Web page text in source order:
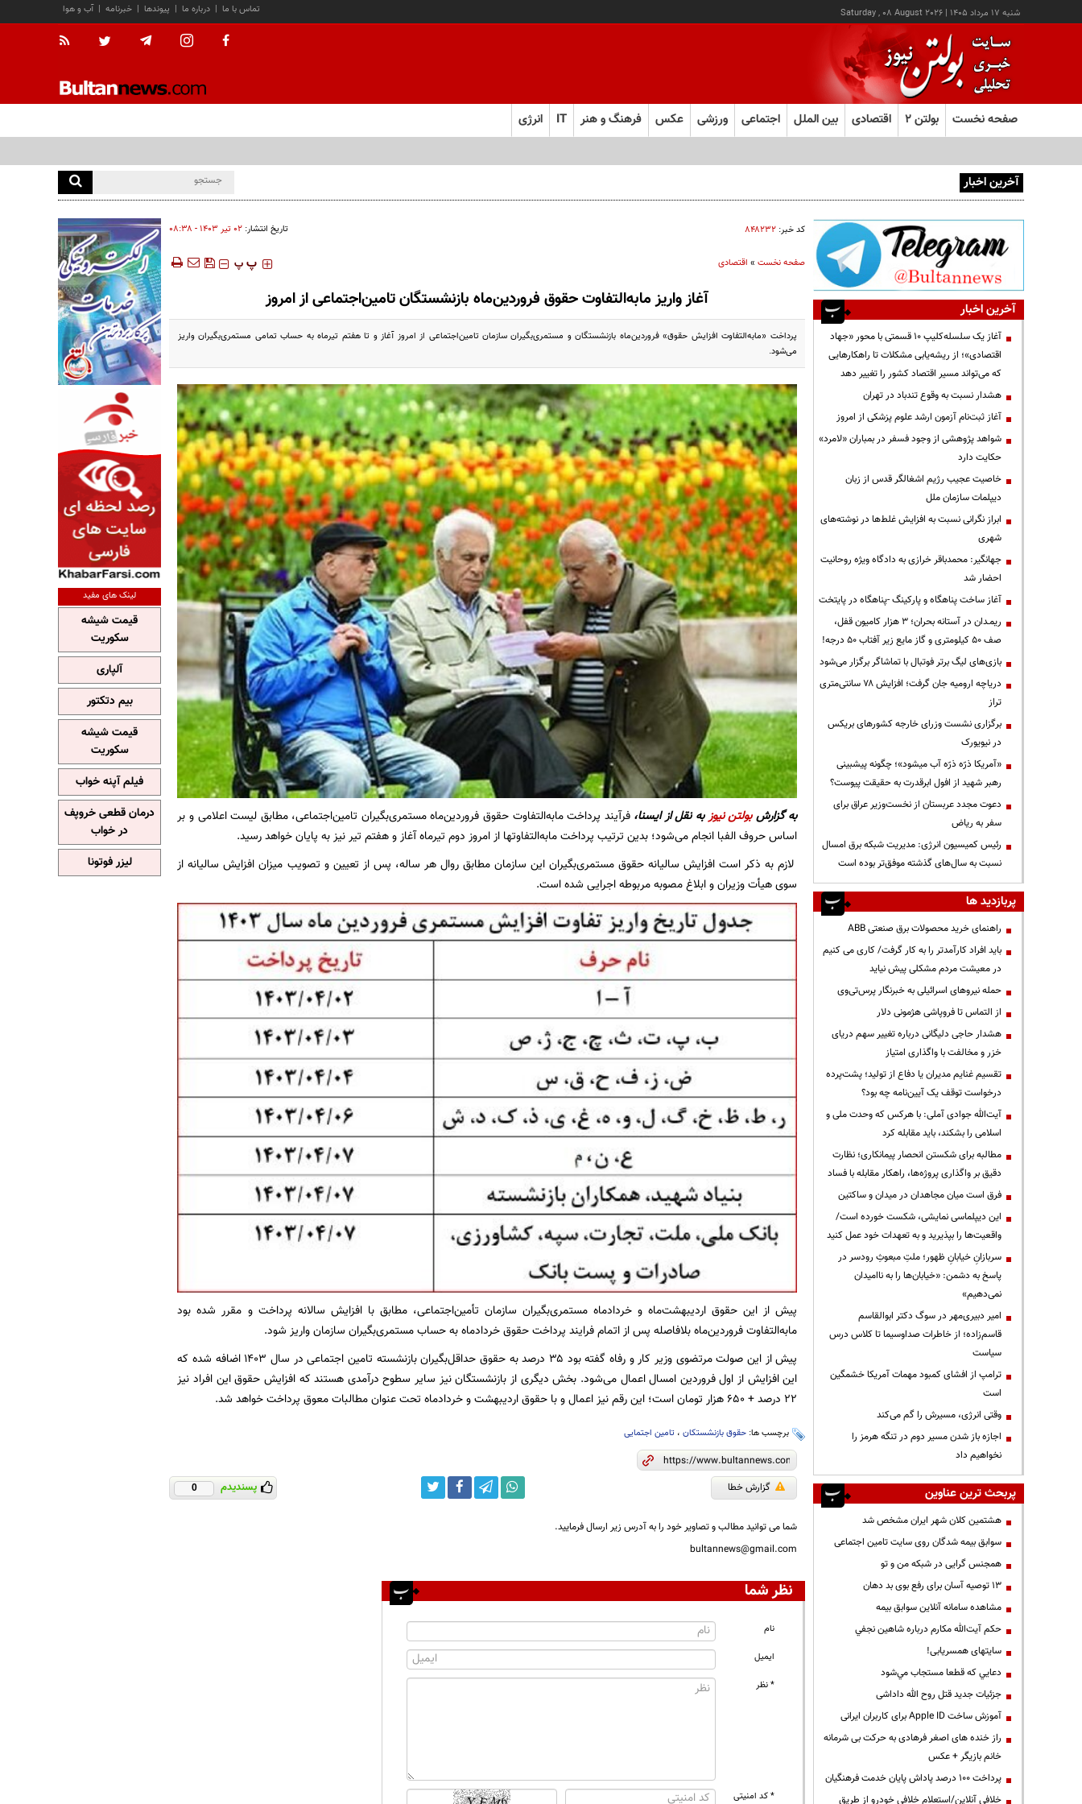
شنبه ۱۷ مرداد ۱۴۰۵ |
Saturday , 08 August 2026 آب و هوا | خبرنامه | پیوندها | درباره ما | تماس با ما
صفحه نخست بولتن ۲ اقتصادی بین الملل اجتماعی ورزشی عکس فرهنگ و هنر IT انرژی
آخرین اخبار
کد خبر: ۸۴۸۲۳۲ تاریخ انتشار: ۰۲ تير ۱۴۰۳ - ۰۸:۳۸
صفحه نخست» اقتصادی ‍‍‍ پ پ
آغاز واریز مابه‌التفاوت حقوق فروردین‌ماه بازنشستگان تامین‌اجتماعی از امروز
پرداخت «مابه‌التفاوت افزایش حقوق» فروردین‌ماه بازنشستگان و مستمری‌بگیران سازمان تامین‌اجتماعی از امروز آغاز و تا هفتم تیرماه به حساب‌ تمامی مستمری‌بگیران واریز
می‌شود.
به گزارشبولتن نیوزبه نقل از ایسنا، فرآیند پرداخت مابه‌التفاوت حقوق فروردین‌ماه مستمری‌بگیران تامین‌اجتماعی، مطابق لیست اعلامی و بر
اساس حروف الفبا انجام می‌شود؛ بدین ترتیب پرداخت مابه‌التفاوتها از امروز دوم تیرماه آغاز و هفتم تیر نیز به پایان خواهد رسید.
لازم به ذکر است افزایش سالیانه حقوق مستمری‌بگیران این سازمان مطابق روال هر ساله، پس از تعیین و تصویب میزان افزایش سالیانه از
سوی هیأت ‌وزیران و ابلاغ مصوبه مربوطه اجرایی شده است.
پیش از این حقوق اردیبهشت‌ماه و خردادماه مستمری‌بگیران سازمان تأمین‌اجتماعی، مطابق با افزایش سالانه پرداخت و مقرر شده بود
مابه‌التفاوت فروردین‌ماه بلافاصله پس از اتمام فرایند پرداخت حقوق خردادماه به حساب مستمری‌بگیران سازمان واریز شود.
پیش از این صولت مرتضوی وزیر کار و رفاه گفته بود ۳۵ درصد به حقوق حداقل‌بگیران بازنشسته تامین اجتماعی در سال ۱۴۰۳ اضافه شده که
این افزایش از اول فروردین امسال اعمال می‌شود. بخش دیگری از بازنشستگان نیز سایر سطوح درآمدی هستند که افزایش حقوق این افراد نیز
۲۲ درصد + ۶۵۰ هزار تومان است؛ این رقم نیز اعمال و با حقوق اردیبهشت و خردادماه تحت عنوان مطالبات معوق پرداخت خواهد شد.
برچسب ها: حقوق بازنشستکان، تامین اجتمایی
گزارش خطا پسندیدم 0
شما می توانید مطالب و تصاویر خود را به آدرس زیر ارسال فرمایید.
bultannews@gmail.com
نظر شما
نام
ایمیل
* نظر
* کد امنیتی
آخرین اخبار
آغاز یک سلسله‌کلیپ ۱۰ قسمتی با محور «جهاد
اقتصادی»؛ از ریشه‌یابی مشکلات تا راهکارهایی
که می‌تواند مسیر اقتصاد کشور را تغییر دهد
هشدار نسبت به وقوع تندباد در تهران
آغاز ثبت‌نام آزمون ارشد علوم پزشکی از امروز
شواهد پژوهشی از وجود فسفر در بمباران «لامرد»
حکایت دارد
خاصیت عجیب رژیم اشغالگر قدس از زبان
دیپلمات سازمان ملل
ابراز نگرانی نسبت به افزایش غلط‌ها در نوشته‌های
شهری
جهانگیر: محمدباقر خرازی به دادگاه ویژه روحانیت
احضار شد
آغاز ساخت پناهگاه و پارکینگ -پناهگاه در پایتخت
ریمـدان در آستانه بحران؛ ۳ هزار کامیون قفل،
صف ۵۰ کیلومتری و گاز مایع زیر آفتاب ۵۰ درجه!
بازی‌های لیگ برتر فوتبال با تماشاگر برگزار می‌شود
دریاچه ارومیه جان گرفت؛ افزایش ۷۸ سانتی‌متری
تراز
برگزاری نشست وزرای خارجه کشورهای بریکس
در نیویورک
«آمریکا ذرّه ذرّه آب میشود»؛ چگونه پیشبینی
رهبر شهید از افول ابرقدرت به حقیقت پیوست؟
دعوت مجدد عربستان از نخست‌وزیر عراق برای
سفر به ریاض
رئیس کمیسیون انرژی: مدیریت شبکه برق امسال
نسبت به سال‌های گذشته موفق‌تر بوده است
پربازدید ها
راهنمای خرید محصولات برق صنعتی ABB
باید افراد کارآمدتر را به کار گرفت/ کاری می کنیم
در معیشت مردم مشکلی پیش نیاید
حمله نیروهای اسرائیلی به خبرنگار پرس‌تی‌وی
از التماس تا فروپاشی هژمونی دلار
هشدار حاجی دلیگانی درباره تغییر سهم دریای
خزر و مخالفت با واگذاری امتیاز
تقسیم غنایم مدیران یا دفاع از تولید؛ پشت‌پرده
درخواست توقف یک آیین‌نامه چه بود؟
آیت‌الله جوادی آملی: با هرکس که وحدت ملی و
اسلامی را بشکند، باید مقابله کرد
مطالبه برای شکستن انحصار پیمانکاری؛ نظارت
دقیق بر واگذاری پروژه‌ها، راهکار مقابله با فساد
فرق است میان مجاهدان در میدان و ساکتین
این دیپلماسی نمایشی، شکست خورده است/
واقعیت‌ها را بپذیرید و به تعهدات خود عمل کنید
سربازانِ خیابانِ ظهور؛ ملتِ مبعوثِ رودسر در
پاسخ به دشمن: «خیابان‌ها را به ناامیدان
نمی‌دهیم»
امیر دبیری‌مهر در سوگ دکتر ابوالقاسم
قاسم‌زاده؛ از خاطرات صداوسیما تا کلاس درس
سیاست
ترامپ از افشای کمبود مهمات آمریکا خشمگین
است
وقتی انرژی، مسیرش را گم می‌کند
اجازه باز شدن مسیر دوم در تنگه هرمز را
نخواهیم داد
پربحث ترین عناوین
هشتمین کلان شهر ایران مشخص شد
سوابق بیمه شدگان روی سایت تامین اجتماعی
همجنس گرایی در شبکه من و تو
13 توصیه آسان برای رفع بوی بد دهان
مشاهده سامانه آنلاين سوابق بیمه
حكم آيت‌الله مكارم درباره شاهين نجفي
سایتهای همسریابی!
دعايي كه قطعا مستجاب مي‌شود
جزئیات جدید قتل روح الله داداشی
آموزش ساخت Apple ID برای کاربران ایرانی
راز خنده های اصغر فرهادی به حرکت بی شرمانه
خانم بازیگر + عکس
پرداخت ۱۰۰ درصد پاداش پایان خدمت فرهنگیان
خلافی آنلاین/استعلام خلافی خودرو از طریق
لینک های مفید
قیمت شیشه
سکوریت
آلپاری
بیم دتکتور
قیمت شیشه
سکوریت
فیلم آپنه خواب
درمان قطعی خروپف
در خواب
لیزر فوتونا